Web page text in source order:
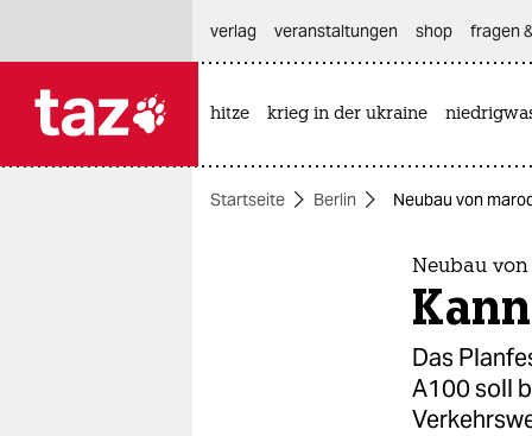
themen
verlag
veranstaltungen shop fragen
hitze krieg in der ukraine
Startseite Berlin Neubau von
Neubau von
Das
A100 soll